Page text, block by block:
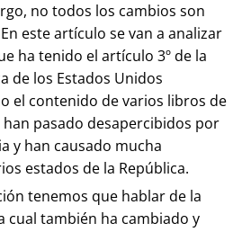
no todos los cambios son
este artículo se van a analizar
ha tenido el artículo 3º de la
de los Estados Unidos
el contenido de varios libros de
pasado desapercibidos por
y han causado mucha
estados de la República.
tenemos que hablar de la
cual también ha cambiado y